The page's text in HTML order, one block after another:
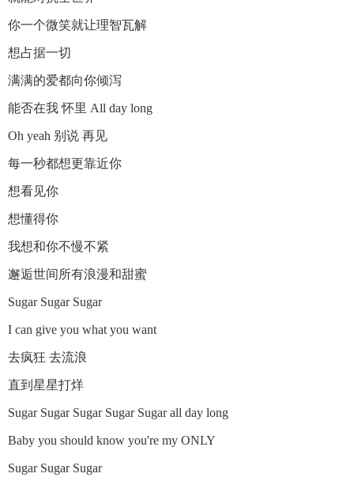
你一个微笑就让理智瓦解
想占据一切
满满的爱都向你倾泻
能否在我 怀里 All day long
Oh yeah 别说 再见
每一秒都想更靠近你
想看见你
想懂得你
我想和你不慢不紧
邂逅世间所有浪漫和甜蜜
Sugar Sugar Sugar
I can give you what you want
去疯狂 去流浪
直到星星打烊
Sugar Sugar Sugar Sugar Sugar all day long
Baby you should know you're my ONLY
Sugar Sugar Sugar